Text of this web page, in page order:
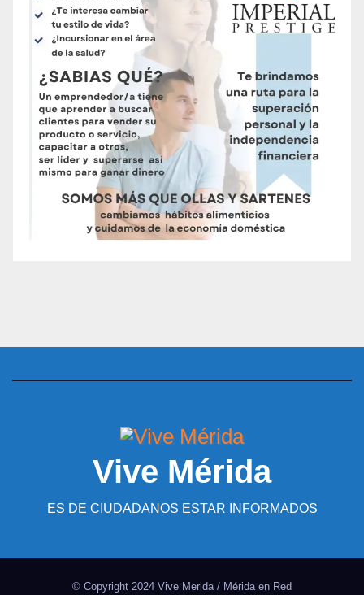
Vive Mérida
ES DE CIUDADANOS ESTAR INFORMADOS
© Copyright 2024 Vive Merida / Mérida en Red